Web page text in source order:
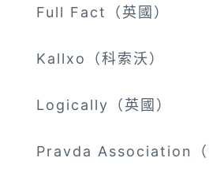
Full Fact（英國）
Kallxo（科索沃）
Logically（英國）
Pravda Association（